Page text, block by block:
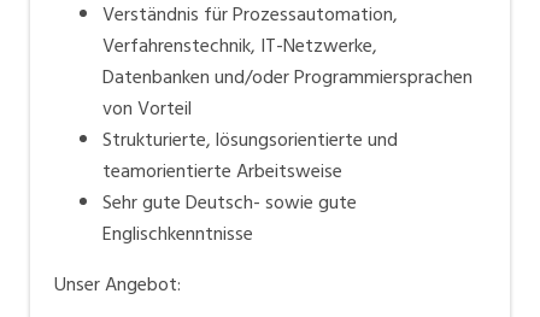
Verständnis für Prozessautomation,
Verfahrenstechnik, IT-Netzwerke,
Datenbanken und/oder Programmiersprachen
von Vorteil
Strukturierte, lösungsorientierte und
teamorientierte Arbeitsweise
Sehr gute Deutsch- sowie gute
Englischkenntnisse
Unser Angebot: